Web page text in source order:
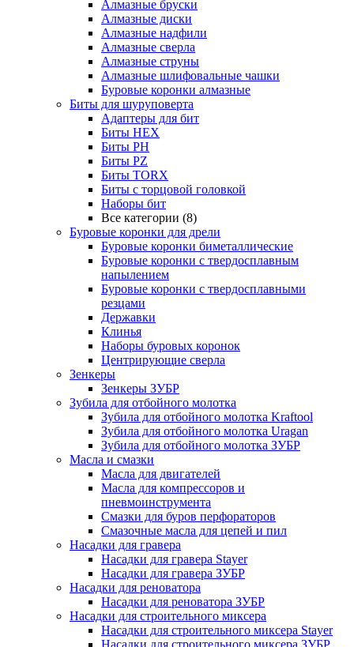
Алмазные бруски
Алмазные диски
Алмазные надфили
Алмазные сверла
Алмазные струны
Алмазные шлифовальные чашки
Буровые коронки алмазные
Биты для шуруповерта
Адаптеры для бит
Биты HEX
Биты PH
Биты PZ
Биты TORX
Биты с торцовой головкой
Наборы бит
Все категории (8)
Буровые коронки для дрели
Буровые коронки биметаллические
Буровые коронки с твердосплавным
напылением
Буровые коронки с твердосплавными
резцами
Державки
Клинья
Наборы буровых коронок
Центрирующие сверла
Зенкеры
Зенкеры ЗУБР
Зубила для отбойного молотка
Зубила для отбойного молотка Kraftool
Зубила для отбойного молотка Uragan
Зубила для отбойного молотка ЗУБР
Масла и смазки
Масла для двигателей
Масла для компрессоров и
пневмоинструмента
Смазки для буров перфораторов
Смазочные масла для цепей и пил
Насадки для гравера
Насадки для гравера Stayer
Насадки для гравера ЗУБР
Насадки для реноватора
Насадки для реноватора ЗУБР
Насадки для строительного миксера
Насадки для строительного миксера Stayer
Насадки для строительного миксера ЗУБР